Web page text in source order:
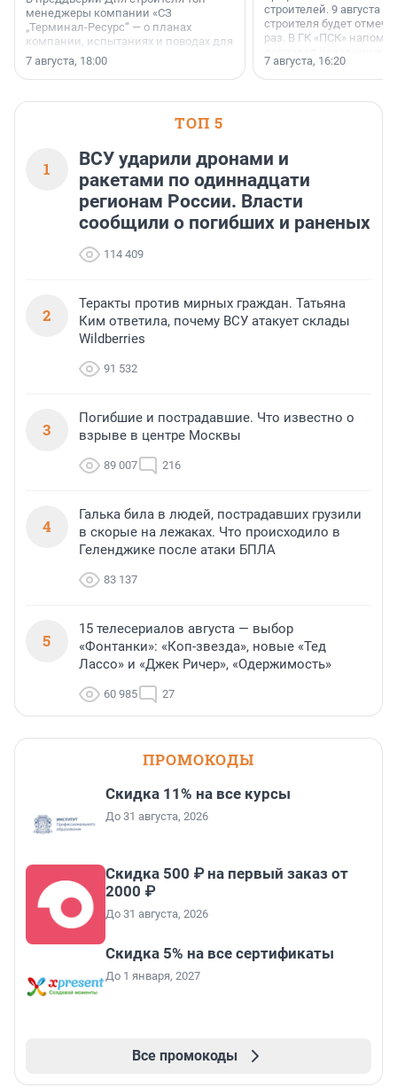
менеджеры компании «СЗ
„Терминал-Ресурс“ — о планах
компании, испытаниях и поводах для
осторожного оптимизма.
7 августа, 18:00
строителей. 9 августа
строителя будет
раз. В ГК «ПСК»
поменялась роль
7 августа, 16:20
ТОП 5
1
ВСУ ударили дронами и
ракетами по одиннадцати
регионам России. Власти
сообщили о погибших и раненых
114 409
2
Теракты против мирных граждан. Татьяна
Ким ответила, почему ВСУ атакует склады
Wildberries
91 532
3
Погибшие и пострадавшие. Что известно о
взрыве в центре Москвы
89 007 216
4
Галька била в людей, пострадавших грузили
в скорые на лежаках. Что происходило в
Геленджике после атаки БПЛА
83 137
5
15 телесериалов августа — выбор
«Фонтанки»: «Коп-звезда», новые «Тед
Лассо» и «Джек Ричер», «Одержимость»
60 985 27
ПРОМОКОДЫ
Скидка 11% на все курсы
До 31 августа, 2026
Скидка 500 ₽ на первый заказ от
2000 ₽
До 31 августа, 2026
Скидка 5% на все сертификаты
До 1 января, 2027
Все промокоды